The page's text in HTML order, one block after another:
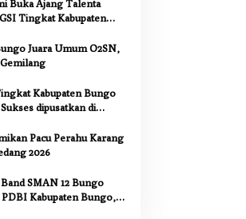
Buka Ajang Talenta
Tingkat Kabupaten
Juara Umum O2SN,
Kabupaten Bungo
dipusatkan di
Pacu Perahu Karang
2026
SMAN 12 Bungo
Kabupaten Bungo,